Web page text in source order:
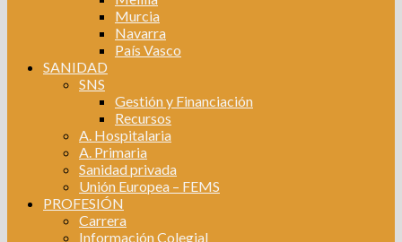
Murcia
Navarra
País Vasco
SANIDAD
SNS
Gestión y Financiación
Recursos
A. Hospitalaria
A. Primaria
Sanidad privada
Unión Europea – FEMS
PROFESIÓN
Carrera
Información Colegial